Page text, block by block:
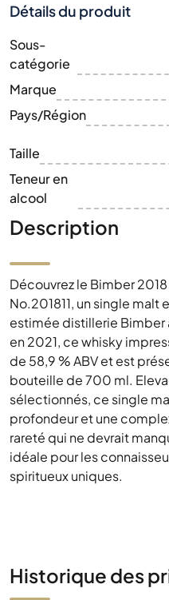
Détails du produit
Sous-
catégorie
Marque
Pays/Région
Taille
Teneur en
alcool
Description
Découvrez le Bimber
No.201811, un single
estimée distillerie Bimber
en 2021, ce whisky
de 58,9 % ABV et est
bouteille de 700 ml.
sélectionnés, ce single
profondeur et une
rareté qui ne devrait
idéale pour les
spiritueux uniques.
Historique des